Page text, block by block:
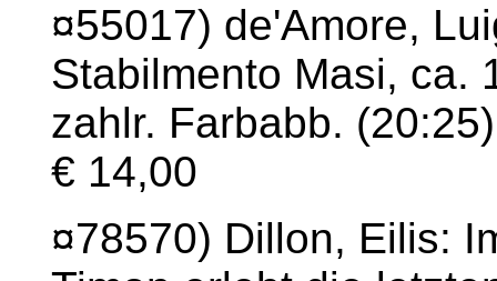
¤55017) de'Amore,
Stabilmento Masi, ca.
zahlr. Farbabb.
€ 14,00
¤78570) Dillon, Eilis: